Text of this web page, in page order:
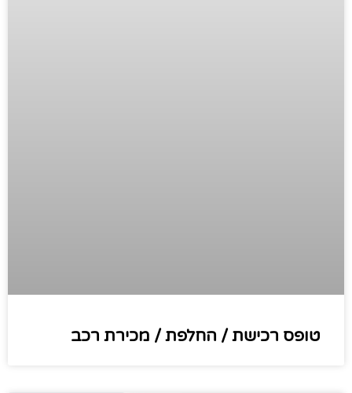
טופס רכישת / החלפת / מכירת רכב